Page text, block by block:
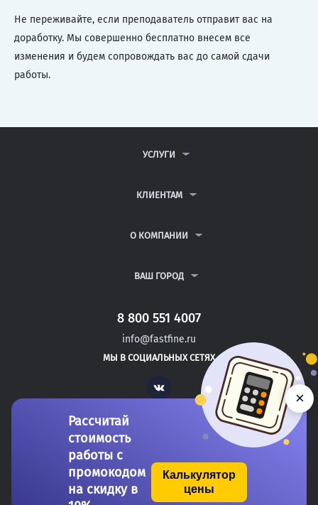
Не переживайте, если преподаватель отправит вас на
доработку. Мы совершенно бесплатно внесем все
изменения и будем сопровождать вас до самой сдачи
работы.
УСЛУГИ
ДИПЛОМНЫЕ РАБОТЫ
РЕФЕРАТЫ
КЛИЕНТАМ
ВОПРОСЫ И ОТВЕТЫ
ПОЛИТИКА КОНФИДЕНЦИАЛЬНОСТИ
О КОМПАНИИ
КОНТАКТЫ
ВАШ ГОРОД
САНКТ-ПЕТЕРБУРГ
ЖЕЛЕЗНОВОДСК
ПРАСКОВЕЯ
8 800 551 4007
info@fastfine.ru
МЫ В СОЦИАЛЬНЫХ СЕТЯХ
Vk
Copyright 2011-2026 FastFine.ru
Рассчитай
стоимость
работы с
промокодом
на скидку в
Калькулятор
цены
×